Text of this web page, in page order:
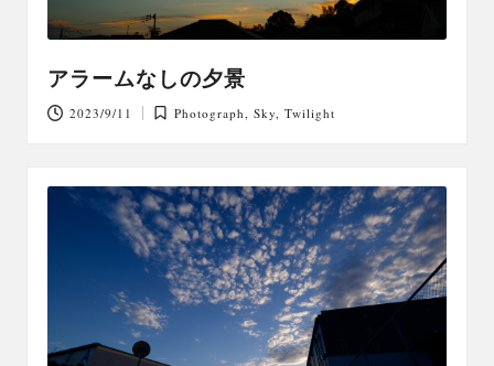
アラームなしの夕景
2023/9/11
Posted
Photograph ,Sky ,Twilight